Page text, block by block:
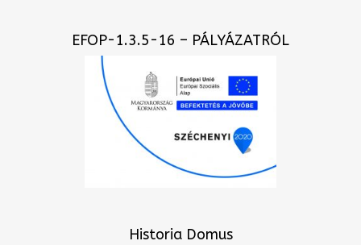
EFOP-1.3.5-16 – PÁLYÁZATRÓL
Historia Domus